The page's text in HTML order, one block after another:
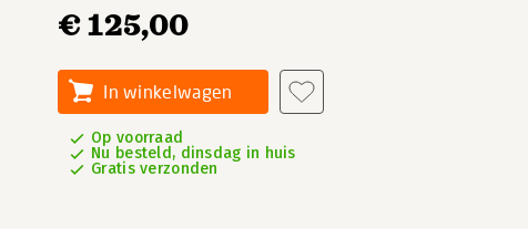
€ 125,00
In winkelwagen
Op voorraad
Nu besteld, dinsdag in huis
Gratis verzonden